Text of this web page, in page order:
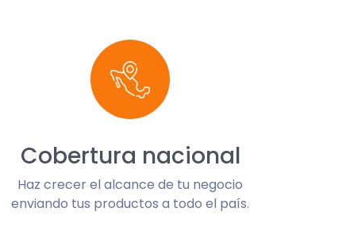
Cobertura nacional
Haz crecer el alcance de tu negocio
enviando tus productos a todo el país.